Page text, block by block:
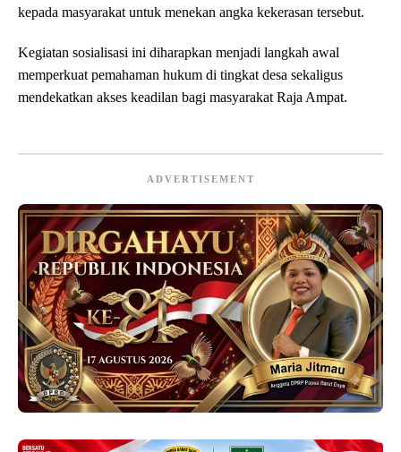
kepada masyarakat untuk menekan angka kekerasan tersebut.
Kegiatan sosialisasi ini diharapkan menjadi langkah awal
memperkuat pemahaman hukum di tingkat desa sekaligus
mendekatkan akses keadilan bagi masyarakat Raja Ampat.
ADVERTISEMENT